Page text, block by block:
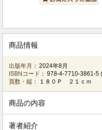
商品情報
出版年月： 2024年8月
ISBNコード： 978-4-7710-3861-5
頁数・縦：
１８０Ｐ ２１ｃｍ
商品の内容
著者紹介